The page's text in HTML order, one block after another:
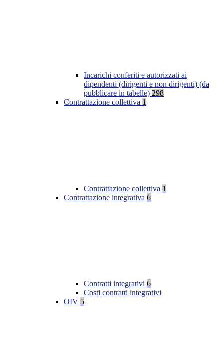
Incarichi conferiti e autorizzati ai
dipendenti (dirigenti e non dirigenti) (da
pubblicare in tabelle) 298
Contrattazione collettiva 1
Contrattazione collettiva 1
Contrattazione integrativa 6
Contratti integrativi 6
Costi contratti integrativi
OIV 5